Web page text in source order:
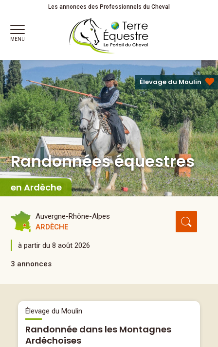
Randonnées équestresLes annonces des Professionnels du Cheval
MENU
Randonnées équestres
en Ardèche
Élevage du Moulin
Auvergne-Rhône-Alpes
ARDÈCHE
à partir du 8 août 2026
3 annonces
Élevage du Moulin
Randonnée dans les Montagnes
Ardéchoises